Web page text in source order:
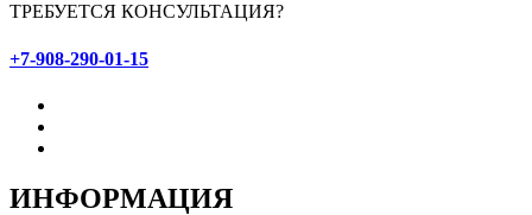
ТРЕБУЕТСЯ КОНСУЛЬТАЦИЯ?
+7-908-290-01-15
ИНФОРМАЦИЯ